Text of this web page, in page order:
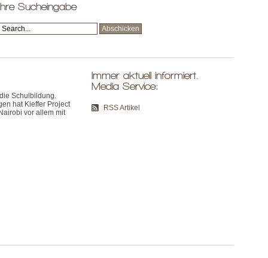
Sucheingabe
Schulbildung.
hat Kieffer Project
vor allem mit
Immer aktuell informiert.
Media Service:
RSS Artikel